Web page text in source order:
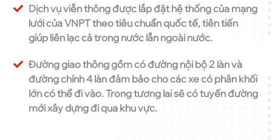
Dịch vụ viễn thông được lắp đặt hệ thống của mạng
lưới của VNPT theo tiêu chuẩn quốc tế, tiên tiến
giúp liên lạc cả trong nước lẫn ngoài nước.
Đường giao thông gồm có đường nội bộ 2 làn và
đường chính 4 làn đảm bảo cho các xe có phân khối
lớn có thể đi vào. Trong tương lai sẽ có tuyến đường
mới xây dựng đi qua khu vực.